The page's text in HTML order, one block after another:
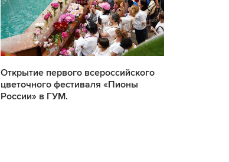
Открытие первого всероссийского
цветочного фестиваля «Пионы
России» в ГУМ.